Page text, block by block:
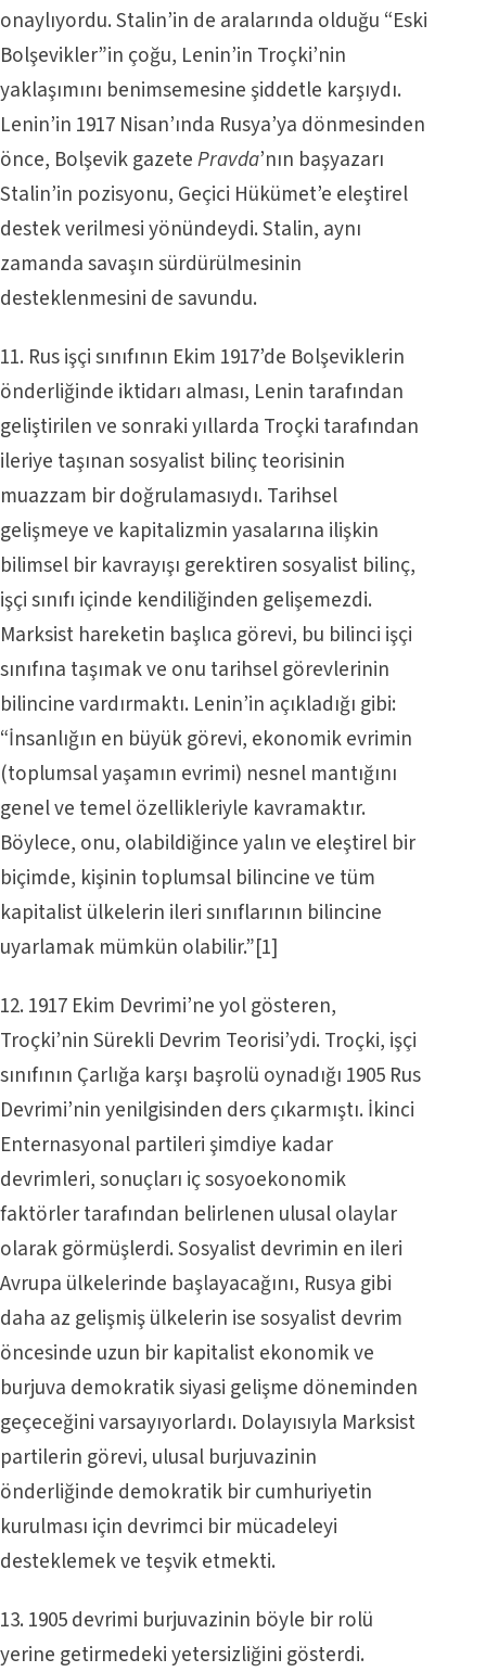
onaylıyordu. Stalin’in de aralarında olduğu “Eski
Bolşevikler”in çoğu, Lenin’in Troçki’nin
yaklaşımını benimsemesine şiddetle karşıydı.
Lenin’in 1917 Nisan’ında Rusya’ya dönmesinden
önce, Bolşevik gazetePravda’nın başyazarı
Stalin’in pozisyonu, Geçici Hükümet’e eleştirel
destek verilmesi yönündeydi. Stalin, aynı
zamanda savaşın sürdürülmesinin
desteklenmesini de savundu.
11. Rus işçi sınıfının Ekim 1917’de Bolşeviklerin
önderliğinde iktidarı alması, Lenin tarafından
geliştirilen ve sonraki yıllarda Troçki tarafından
ileriye taşınan sosyalist bilinç teorisinin
muazzam bir doğrulamasıydı. Tarihsel
gelişmeye ve kapitalizmin yasalarına ilişkin
bilimsel bir kavrayışı gerektiren sosyalist bilinç,
işçi sınıfı içinde kendiliğinden gelişemezdi.
Marksist hareketin başlıca görevi, bu bilinci işçi
sınıfına taşımak ve onu tarihsel görevlerinin
bilincine vardırmaktı. Lenin’in açıkladığı gibi:
“İnsanlığın en büyük görevi, ekonomik evrimin
(toplumsal yaşamın evrimi) nesnel mantığını
genel ve temel özellikleriyle kavramaktır.
Böylece, onu, olabildiğince yalın ve eleştirel bir
biçimde, kişinin toplumsal bilincine ve tüm
kapitalist ülkelerin ileri sınıflarının bilincine
uyarlamak mümkün olabilir.”[1]
12. 1917 Ekim Devrimi’ne yol gösteren,
Troçki’nin Sürekli Devrim Teorisi’ydi. Troçki, işçi
sınıfının Çarlığa karşı başrolü oynadığı 1905 Rus
Devrimi’nin yenilgisinden ders çıkarmıştı. İkinci
Enternasyonal partileri şimdiye kadar
devrimleri, sonuçları iç sosyoekonomik
faktörler tarafından belirlenen ulusal olaylar
olarak görmüşlerdi. Sosyalist devrimin en ileri
Avrupa ülkelerinde başlayacağını, Rusya gibi
daha az gelişmiş ülkelerin ise sosyalist devrim
öncesinde uzun bir kapitalist ekonomik ve
burjuva demokratik siyasi gelişme döneminden
geçeceğini varsayıyorlardı. Dolayısıyla Marksist
partilerin görevi, ulusal burjuvazinin
önderliğinde demokratik bir cumhuriyetin
kurulması için devrimci bir mücadeleyi
desteklemek ve teşvik etmekti.
13. 1905 devrimi burjuvazinin böyle bir rolü
yerine getirmedeki yetersizliğini gösterdi.